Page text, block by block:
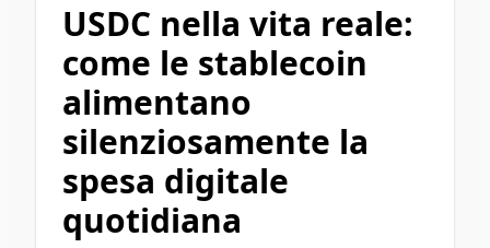
USDC nella vita reale:
come le stablecoin
alimentano
silenziosamente la
spesa digitale
quotidiana